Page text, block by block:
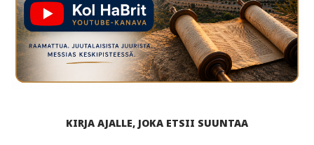
KIRJA AJALLE, JOKA ETSII SUUNTAA